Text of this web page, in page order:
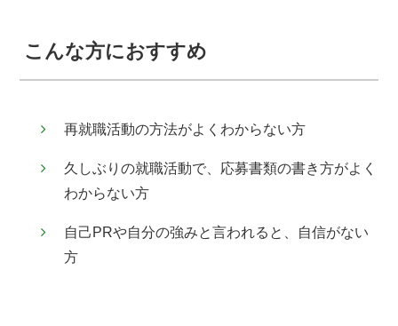
こんな方におすすめ
再就職活動の方法がよくわからない方
久しぶりの就職活動で、応募書類の書き方がよく
わからない方
自己PRや自分の強みと言われると、自信がない
方